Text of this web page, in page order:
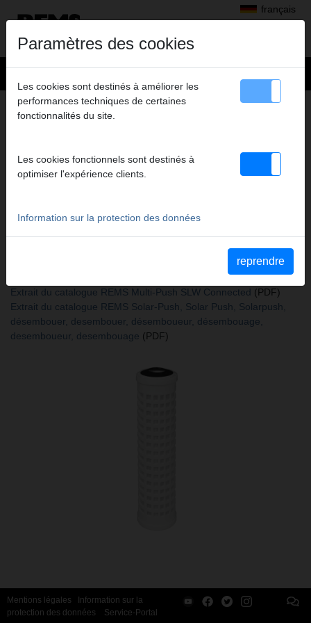
français
Produits >Tester, nettoyer, désinfecter, protéger, rincer, remplir>
REMS Multi-Push S Connected
Code art. 043054
Cartouche filtrante 90 μm, pour filtres externes REMS (115323 R -
(PDF)
Extrait du catalogue REMS Multi-Push SL Connected(PDF)
Extrait du catalogue REMS Multi-Push SLW Connected (PDF)
Extrait du catalogue REMS Solar-Push, Solar Push, Solarpush,
désembouer, desembouer, désemboueur, désembouage,
desemboueur, desembouage (PDF)
Mentions légales
Information sur la
protection des données
Service-Portal
Paramètres des cookies
Les cookies sont destinés à améliorer les
performances techniques de certaines
fonctionnalités du site.
Les cookies fonctionnels sont destinés à
optimiser l'expérience clients.
Information sur la protection des données
reprendre